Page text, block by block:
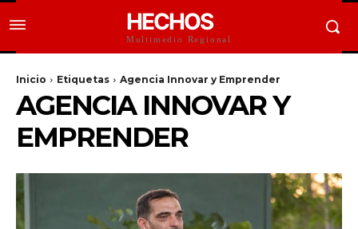
HECHOS
Multimedio Regional
Inicio Etiquetas Agencia Innovar y Emprender
AGENCIA INNOVAR Y
EMPRENDER